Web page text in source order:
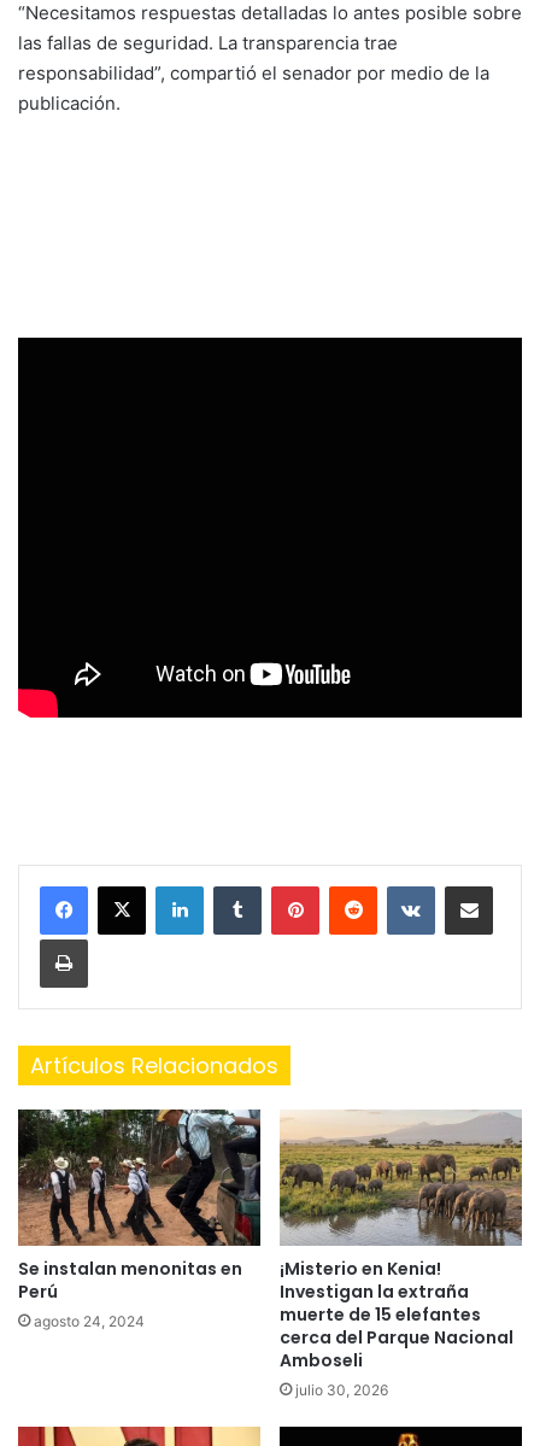
“Necesitamos respuestas detalladas lo antes posible sobre
las fallas de seguridad. La transparencia trae
responsabilidad”, compartió el senador por medio de la
publicación.
LinkedInTumblr PinterestReddit VKontakteShare via Email
Print
Artículos Relacionados
Se instalan menonitas en
Perú
agosto 24, 2024
¡Misterio en Kenia!
Investigan la extraña
muerte de 15 elefantes
cerca del Parque Nacional
Amboseli
julio 30, 2026